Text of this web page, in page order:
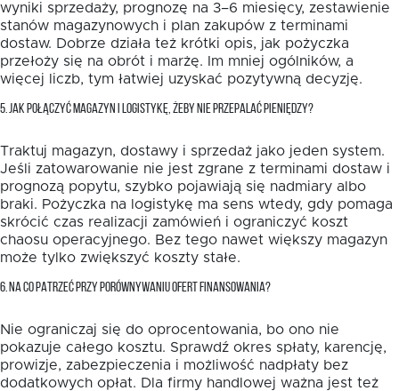
wyniki sprzedaży, prognozę na 3–6 miesięcy, zestawienie
stanów magazynowych i plan zakupów z terminami
dostaw. Dobrze działa też krótki opis, jak pożyczka
przełoży się na obrót i marżę. Im mniej ogólników, a
więcej liczb, tym łatwiej uzyskać pozytywną decyzję.
5. JAK POŁĄCZYĆ MAGAZYN I LOGISTYKĘ, ŻEBY NIE PRZEPALAĆ PIENIĘDZY?
Traktuj magazyn, dostawy i sprzedaż jako jeden system.
Jeśli zatowarowanie nie jest zgrane z terminami dostaw i
prognozą popytu, szybko pojawiają się nadmiary albo
braki. Pożyczka na logistykę ma sens wtedy, gdy pomaga
skrócić czas realizacji zamówień i ograniczyć koszt
chaosu operacyjnego. Bez tego nawet większy magazyn
może tylko zwiększyć koszty stałe.
6. NA CO PATRZEĆ PRZY PORÓWNYWANIU OFERT FINANSOWANIA?
Nie ograniczaj się do oprocentowania, bo ono nie
pokazuje całego kosztu. Sprawdź okres spłaty, karencję,
prowizje, zabezpieczenia i możliwość nadpłaty bez
dodatkowych opłat. Dla firmy handlowej ważna jest też